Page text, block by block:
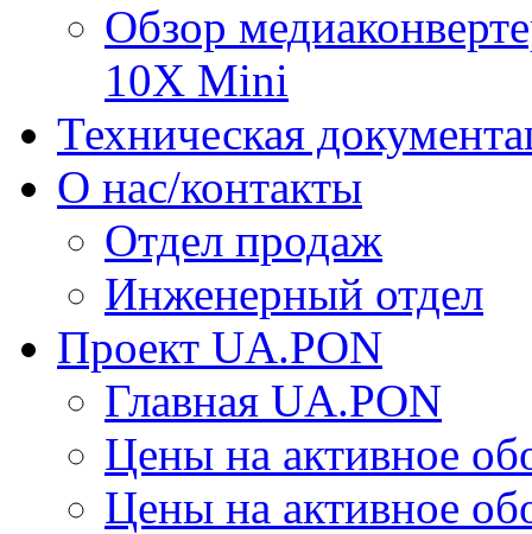
Обзор
10X Mini
Техническая
О нас/контакты
Отдел продаж
Инженерный отдел
Проект UA.PON
Главная UA.PON
Цены на активное
Цены на активное